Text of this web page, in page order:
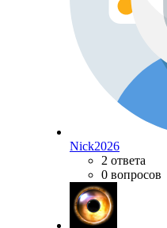
Nick2026
2 ответа
0 вопросов